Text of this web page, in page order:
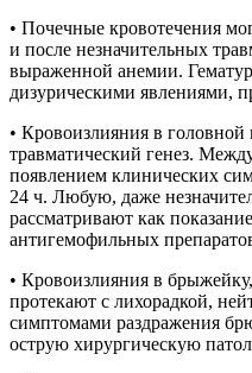
• Почечные кровотечения
и после незначительных
выраженной анемии.
дизурическими явлениями,
• Кровоизлияния в
травматический генез.
появлением клинических
24 ч. Любую, даже
рассматривают как
антигемофильных
• Кровоизлияния в
протекают с лихорадкой,
симптомами раздражения
острую хирургическую